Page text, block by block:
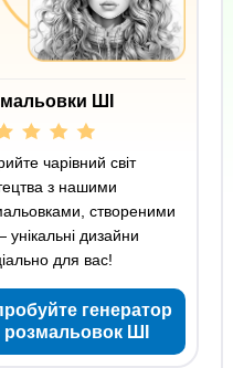
ШІ
чарівний світ
з нашими
створеними
дизайни
для вас!
генератор
розмальовок ШІ